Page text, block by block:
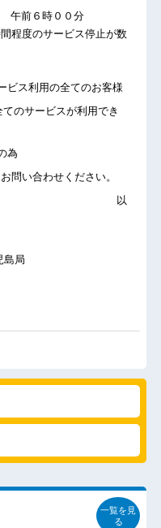
前６時００分
サービス停止が数
ビス利用の全てのお客様
のサービスが利用でき
為
問い合わせください。
島局
一覧を見
る